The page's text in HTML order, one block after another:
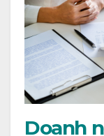
Doanh